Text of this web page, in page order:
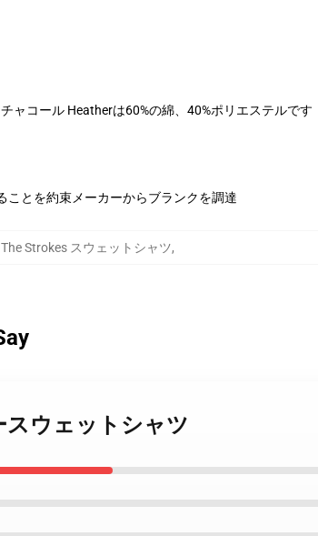
ャコール Heatherは60%の綿、40%ポリエステルです
ことを約束メーカーからブランクを調達
The Strokes スウェットシャツ,
ウェットシャツ